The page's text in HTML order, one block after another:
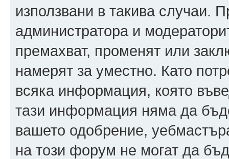
използвани в такива случаи.
администратора и
премахват, променят или
намерят за уместно. Като
всяка информация, която
тази информация няма да
вашето одобрение,
на този форум не могат да